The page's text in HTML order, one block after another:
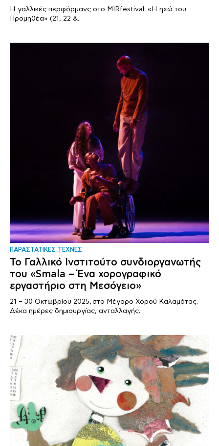
Η γαλλικές περφόρμανς στο MIRfestival: «Η ηχώ του
Προμηθέα» (21, 22 &..
ΠΑΡΑΣΤΑΤΙΚΕΣ ΤΕΧΝΕΣ
Το Γαλλικό Ινστιτούτο συνδιοργανωτής
του «Smala – Ένα χορογραφικό
εργαστήριο στη Μεσόγειο»
21 – 30 Οκτωβρίου 2025, στο Μέγαρο Χορού Καλαμάτας.
Δέκα ημέρες δημιουργίας, ανταλλαγής..